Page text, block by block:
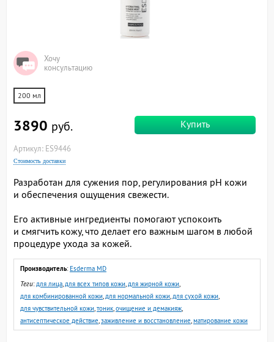
Хочу
консультацию
200 мл
3890 руб. Купить
Артикул: ES9446
Стоимость доставки
Разработан для сужения пор, регулирования pH кожи
и обеспечения ощущения свежести.
Его активные ингредиенты помогают успокоить
и смягчить кожу, что делает его важным шагом в любой
процедуре ухода за кожей.
Производитель: Esderma MD
Теги:для лица,для всех типов кожи,для жирной кожи,
для комбинированной кожи,для нормальной кожи,для сухой кожи,
для чувствительной кожи,тоник,очищение и демакияж,
антисептическое действие,заживление и восстановление,матирование кожи